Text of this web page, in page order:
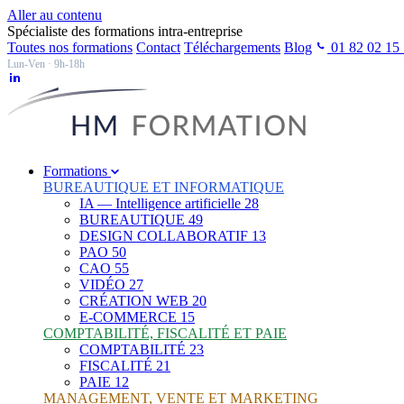
Aller au contenu
Spécialiste des formations intra-entreprise
Toutes nos formations Contact Téléchargements Blog 01 82 02 15
Lun-Ven · 9h-18h
Formations
BUREAUTIQUE ET INFORMATIQUE
IA — Intelligence artificielle 28
BUREAUTIQUE 49
DESIGN COLLABORATIF 13
PAO 50
CAO 55
VIDÉO 27
CRÉATION WEB 20
E-COMMERCE 15
COMPTABILITÉ, FISCALITÉ ET PAIE
COMPTABILITÉ 23
FISCALITÉ 21
PAIE 12
MANAGEMENT, VENTE ET MARKETING